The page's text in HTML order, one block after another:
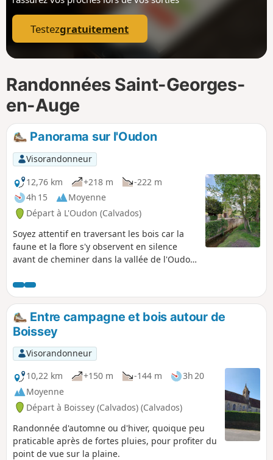
p
Testezgratuitement
Randonnées Saint-Georges-
en-Auge
Panorama sur l'Oudon
Visorandonneur
12,76 km
+218 m
-222 m
4h 15
Moyenne
Départ à L'Oudon (Calvados)
Soyez attentif en traversant les bois car la
faune et la flore s'y observent en silence
avant de cheminer dans la vallée de l'Oudon
pâturages.
Entre campagne et bois autour de
Boissey
Visorandonneur
10,22 km
+150 m -144 m
3h 20
Moyenne
Départ à Boissey (Calvados) (Calvados)
Randonnée d'automne ou d'hiver, quoique peu
praticable après de fortes pluies, pour profiter du
point de vue sur la plaine.